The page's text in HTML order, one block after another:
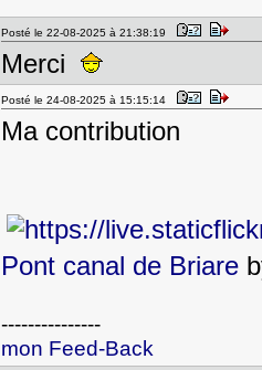
Posté le 22-08-2025 à 21:38:19
Merci
Posté le 24-08-2025 à 15:15:14
Ma contribution
Pont canal de Briare
---------------
mon Feed-Back